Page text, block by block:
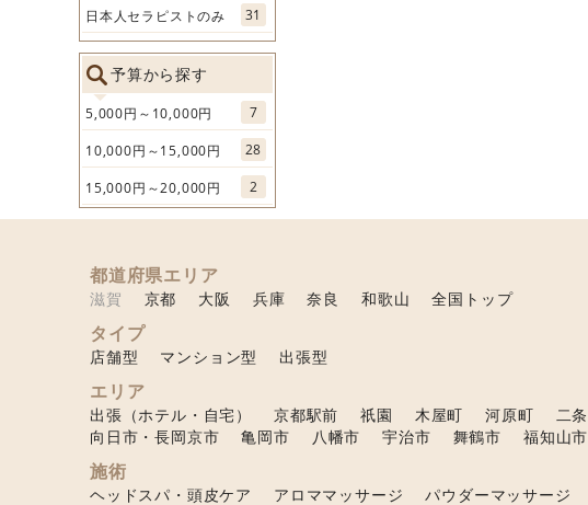
日本人セラピストのみ 31
予算から探す
5,000円～10,000円 7
10,000円～15,000円 28
15,000円～20,000円 2
都道府県エリア
滋賀 京都 大阪 兵庫 奈良 和歌山 全国トップ
タイプ
店舗型 マンション型 出張型
エリア
出張（ホテル・自宅） 京都駅前 祇園 木屋町 河原町 二条
向日市・長岡京市
亀岡市 八幡市 宇治市 舞鶴市 福知山市
施術
ヘッドスパ・頭皮ケア アロママッサージ パウダーマッサージ